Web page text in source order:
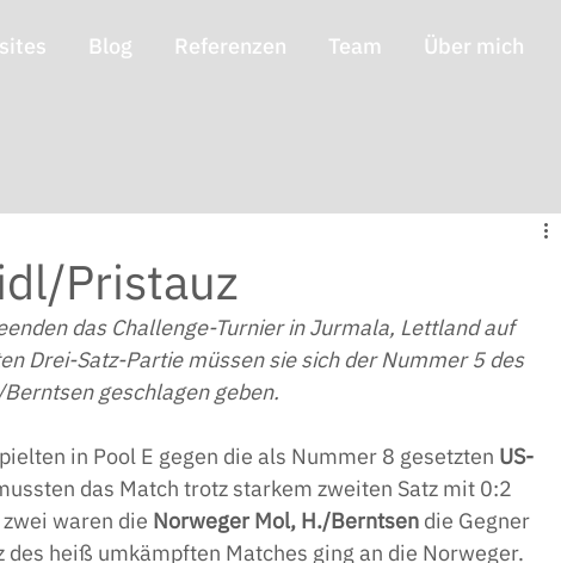
Blog Referenzen Team Über mich
Pristauz
das Challenge-Turnier in Jurmala, Lettland auf
Drei-Satz-Partie müssen sie sich der Nummer 5 des
geschlagen geben.
in Pool E gegen die als Nummer 8 gesetzten US-
das Match trotz starkem zweiten Satz mit 0:2
waren die Norweger Mol, H./Berntsen die Gegner
des heiß umkämpften Matches ging an die Norweger.